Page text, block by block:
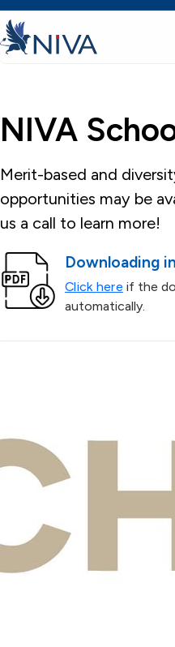
NIVA
Merit-based and
opportunities may be
us a call to learn more!
Downloading
Click here if the
automatically.